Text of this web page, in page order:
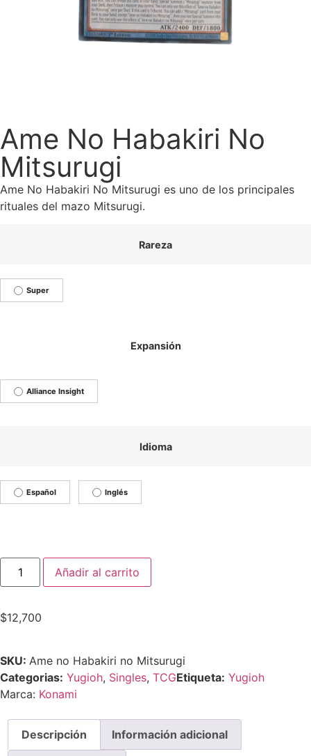
Ame No Habakiri No
Mitsurugi
Ame No Habakiri No Mitsurugi es uno de los principales
rituales del mazo Mitsurugi.
Rareza
Super
Expansión
Alliance Insight
Idioma
Español Inglés
Añadir al carrito
$12,700
SKU: Ame no Habakiri no Mitsurugi
Categorias: Yugioh, Singles, TCGEtiqueta: Yugioh
Marca: Konami
Descripción Información adicional